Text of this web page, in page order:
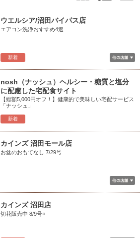
新着
ウエルシア/沼田バイパス店
エアコン洗浄おすすめ4選
新着
nosh（ナッシュ）ヘルシー・糖質と塩分
に配慮した宅配食サイト
【総額5,000円オフ！】健康的で美味しい宅配サービス
「ナッシュ」
カインズ 沼田モール店
お盆のおもてなし 7/29号
カインズ 沼田店
切花販売中 8/9号○